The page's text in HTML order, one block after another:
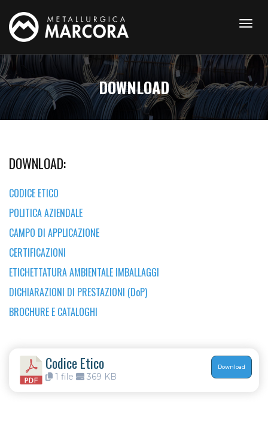
DOWNLOAD
DOWNLOAD:
CODICE ETICO
POLITICA AZIENDALE
CAMPO DI APPLICAZIONE
CERTIFICAZIONI
ETICHETTATURA AMBIENTALE IMBALLAGGI
DICHIARAZIONI DI PRESTAZIONI (DoP)
BROCHURE E CATALOGHI
Codice Etico
1 file 369 KB
Download